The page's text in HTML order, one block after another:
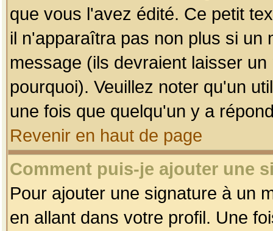
que vous l'avez édité. Ce petit
il n'apparaîtra pas non plus si un
message (ils devraient laisser
pourquoi). Veuillez noter qu'un
une fois que quelqu'un y a
Revenir en haut de page
Comment puis-je ajouter une
Pour ajouter une signature à un
en allant dans votre profil. Une